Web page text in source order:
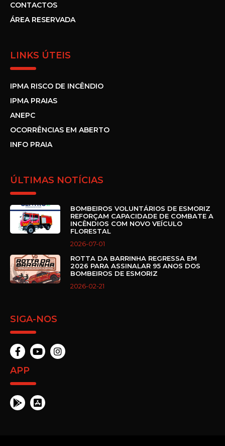
CONTACTOS
ÁREA RESERVADA
LINKS ÚTEIS
IPMA RISCO DE INCÊNDIO
IPMA PRAIAS
ANEPC
OCORRÊNCIAS EM ABERTO
INFO PRAIA
ÚLTIMAS NOTÍCIAS
BOMBEIROS VOLUNTÁRIOS DE ESMORIZ
REFORÇAM CAPACIDADE DE COMBATE A
INCÊNDIOS COM NOVO VEÍCULO
FLORESTAL
2026-07-01
ROTTA DA BARRINHA REGRESSA EM
2026 PARA ASSINALAR 95 ANOS DOS
BOMBEIROS DE ESMORIZ
2026-02-21
SIGA-NOS
APP